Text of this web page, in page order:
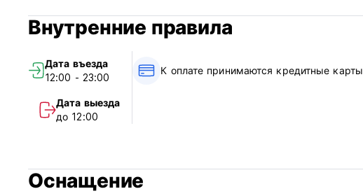
Внутренние правила
Дата въезда
12:00 - 23:00
Дата выезда
до 12:00
К оплате принимаются кредитные карты
Оснащение